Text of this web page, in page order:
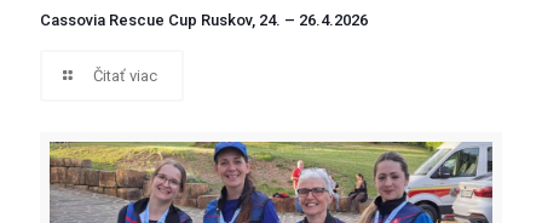
Cassovia Rescue Cup Ruskov, 24. – 26.4.2026
Čitať viac